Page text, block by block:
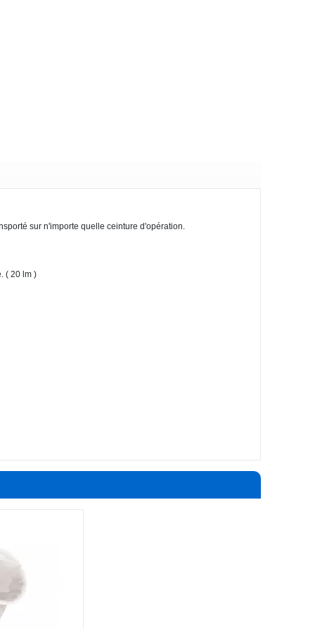
sur n'importe quelle ceinture d'opération.
( 20 lm )